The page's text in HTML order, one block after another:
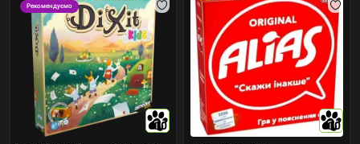
Рекомендуємо
10
10